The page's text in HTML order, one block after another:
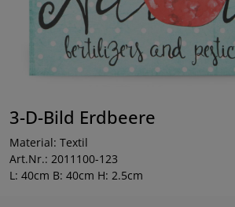
3-D-Bild Erdbeere
Material: Textil
Art.Nr.: 2011100-123
L: 40cm B: 40cm H: 2.5cm